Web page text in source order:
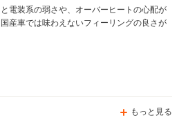
電装系の弱さや、オーバーヒートの心配が
産車では味わえないフィーリングの良さが
もっと見る